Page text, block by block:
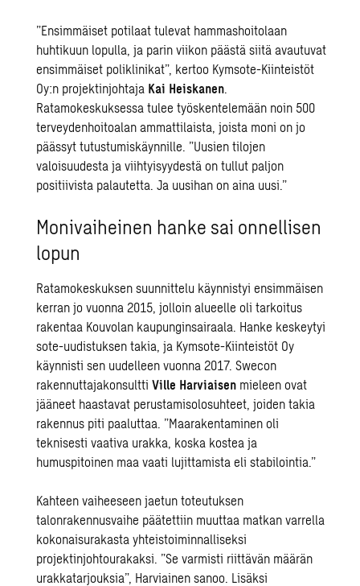
”Ensimmäiset potilaat tulevat hammashoitolaan
huhtikuun lopulla, ja parin viikon päästä siitä avautuvat
ensimmäiset poliklinikat”, kertoo Kymsote-Kiinteistöt
Oy:n projektinjohtaja Kai Heiskanen
Ratamokeskuksessa tulee työskentelemään noin 500
terveydenhoitoalan ammattilaista, joista moni on jo
päässyt tutustumiskäynnille. ”Uusien tilojen
valoisuudesta ja viihtyisyydestä on tullut paljon
positiivista palautetta. Ja uusihan on aina uusi.”
Monivaiheinen hanke sai onnellisen
lopun
Ratamokeskuksen suunnittelu käynnistyi ensimmäisen
kerran jo vuonna 2015, jolloin alueelle oli tarkoitus
rakentaa Kouvolan kaupunginsairaala. Hanke keskeytyi
sote-uudistuksen takia, ja Kymsote-Kiinteistöt Oy
käynnisti sen uudelleen vuonna 2017. Swecon
rakennuttajakonsulttiVille Harviaisen mieleen ovat
jääneet haastavat perustamisolosuhteet, joiden takia
rakennus piti paaluttaa. ”Maarakentaminen oli
teknisesti vaativa urakka, koska kostea ja
humuspitoinen maa vaati lujittamista eli stabilointia.”
Kahteen vaiheeseen jaetun toteutuksen
talonrakennusvaihe päätettiin muuttaa matkan varrella
kokonaisurakasta yhteistoiminnalliseksi
projektinjohtourakaksi. ”Se varmisti riittävän määrän
urakkatarjouksia”, Harviainen sanoo. Lisäksi